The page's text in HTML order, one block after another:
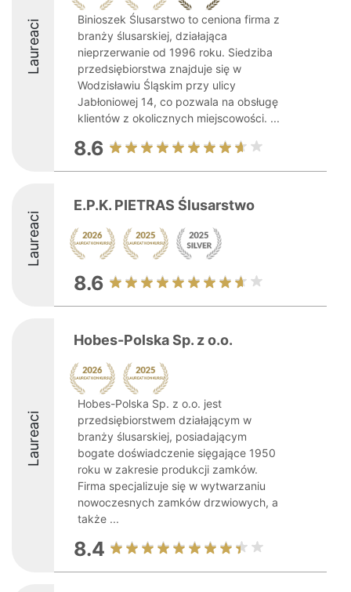
Laureaci
Binioszek Ślusarstwo to ceniona firma z
branży ślusarskiej, działająca
nieprzerwanie od 1996 roku. Siedziba
przedsiębiorstwa znajduje się w
Wodzisławiu Śląskim przy ulicy
Jabłoniowej 14, co pozwala na obsługę
klientów z okolicznych miejscowości. ...
8.6
Laureaci
E.P.K. PIETRAS Ślusarstwo
8.6
Laureaci
Hobes-Polska Sp. z o.o.
Hobes-Polska Sp. z o.o. jest
przedsiębiorstwem działającym w
branży ślusarskiej, posiadającym
bogate doświadczenie sięgające 1950
roku w zakresie produkcji zamków.
Firma specjalizuje się w wytwarzaniu
nowoczesnych zamków drzwiowych, a
także ...
8.4